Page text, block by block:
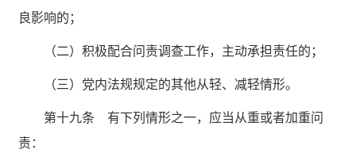
良影响的；
（二）积极配合问责调查工作，主动承担责任的；
（三）党内法规规定的其他从轻、减轻情形。
第十九条 有下列情形之一，应当从重或者加重问
责：